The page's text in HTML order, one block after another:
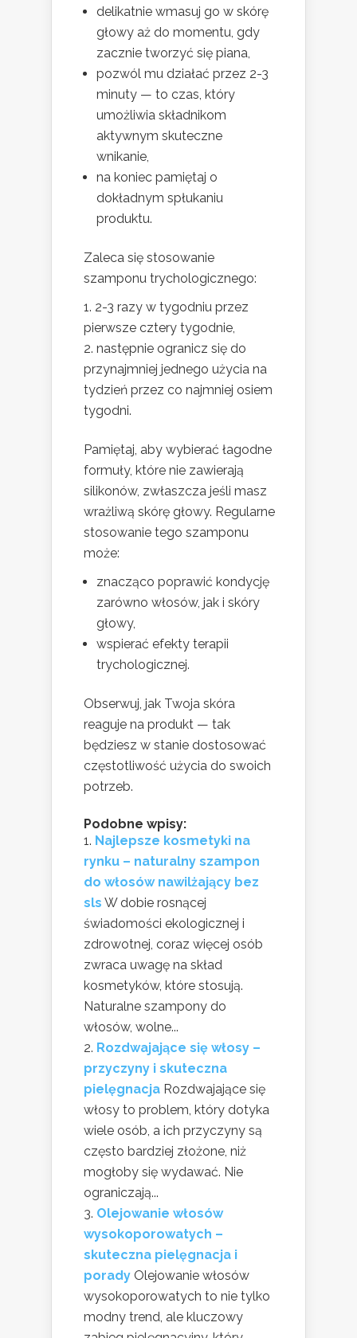
delikatnie wmasuj go w skórę
głowy aż do momentu, gdy
zacznie tworzyć się piana,
pozwól mu działać przez 2-3
minuty — to czas, który
umożliwia składnikom
aktywnym skuteczne
wnikanie,
na koniec pamiętaj o
dokładnym spłukaniu
produktu.
Zaleca się stosowanie
szamponu trychologicznego:
2-3 razy w tygodniu przez
pierwsze cztery tygodnie,
następnie ogranicz się do
przynajmniej jednego użycia na
tydzień przez co najmniej osiem
tygodni.
Pamiętaj, aby wybierać łagodne
formuły, które nie zawierają
silikonów, zwłaszcza jeśli masz
wrażliwą skórę głowy. Regularne
stosowanie tego szamponu
może:
znacząco poprawić kondycję
zarówno włosów, jak i skóry
głowy,
wspierać efekty terapii
trychologicznej.
Obserwuj, jak Twoja skóra
reaguje na produkt — tak
będziesz w stanie dostosować
częstotliwość użycia do swoich
potrzeb.
Podobne wpisy:
Najlepsze kosmetyki na
rynku – naturalny szampon
do włosów nawilżający bez
sls W dobie rosnącej
świadomości ekologicznej i
zdrowotnej, coraz więcej osób
zwraca uwagę na skład
kosmetyków, które stosują.
Naturalne szampony do
włosów, wolne...
Rozdwajające się włosy –
przyczyny i skuteczna
pielęgnacja Rozdwajające się
włosy to problem, który dotyka
wiele osób, a ich przyczyny są
często bardziej złożone, niż
mogłoby się wydawać. Nie
ograniczają...
Olejowanie włosów
wysokoporowatych –
skuteczna pielęgnacja i
porady Olejowanie włosów
wysokoporowatych to nie tylko
modny trend, ale kluczowy